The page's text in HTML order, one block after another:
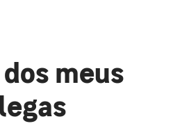
meus